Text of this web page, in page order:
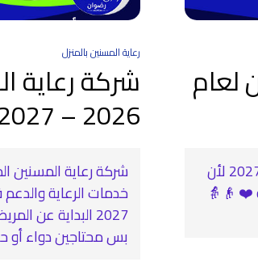
لعام
خدمات رعاية كبار السن لعام 2026 – 2027 لأن
❤️ 👴👵
رعاية المسنين بالمنزل
شركة رعاية
2026 – 2027
شركة رعاية المسنين
2027 البداية
بس محتاجين دواء أو